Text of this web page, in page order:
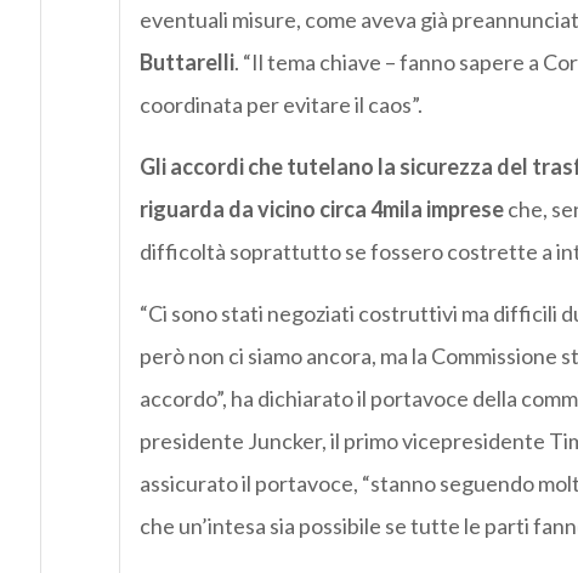
eventuali misure, come aveva già
Buttarelli. “Il tema chiave – fanno sapere a
coordinata per evitare il caos”.
Gli accordi che tutelano la sicurezza del
riguarda da vicino circa 4mila impreseche,
difficoltà soprattutto se fossero costrette a
“Ci sono stati negoziati costruttivi ma difficili
però non ci siamo ancora, ma la
accordo”, ha dichiarato il portavoce della
presidente Juncker, il primo vicepresidente
assicurato il portavoce, “stanno seguendo
che un’intesa sia possibile se tutte le parti